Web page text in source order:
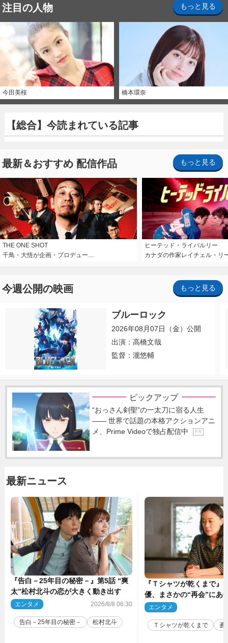
注目の人物 もっと見る
今田美桜 橋本環奈
【総合】今読まれている記事
最新＆おすすめ 配信作品 もっと見る
THE ONE SHOT
千鳥・大悟が企画・プロデュー…
ヒーテッド・ライバルリー
カナダの作家レイチェル・リ
今週公開の映画 もっと見る
ブルーロック
2026年08月07日（金）公開
出演：高橋文哉
監督：瀧悠輔
ピックアップ
“おっさん剣聖”の一太刀に宿る人生
―― 世界で話題の本格アクションアニ
メ、Prime Videoで独占配信中
P R
最新ニュース
『告白－25年目の秘密－』第5話 “爽
太”松村北斗の恋が大きく動き出す
エンタメ 2026/8/8 06:30
告白－25年目の秘密－ 松村北斗
『Ｔシャツが乾くまで』
優、まさかの“再会”に
動揺「びっくりした!!」
エンタメ
Ｔシャツが乾くまで 蒼